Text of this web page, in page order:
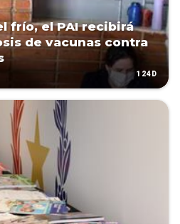
frío, el PAI recibirá
de vacunas contra
124D